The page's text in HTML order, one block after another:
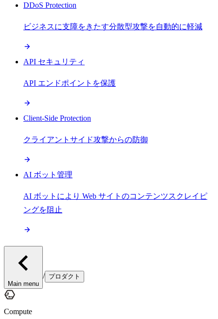
DDoS Protection
ビジネスに支障をきたす分散型攻撃を自動的に軽減
API セキュリティ
API エンドポイントを保護
Client-Side Protection
クライアントサイド攻撃からの防御
AI ボット管理
AI ボットにより Web サイトのコンテンツスクレイピ
ングを阻止
Main menu
/ プロダクト
Compute